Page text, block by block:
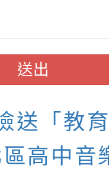
送出
送「教
高中音